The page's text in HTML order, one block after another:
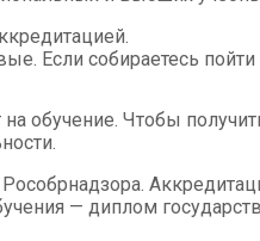
Если собираетесь
обучение. Чтобы
— диплом